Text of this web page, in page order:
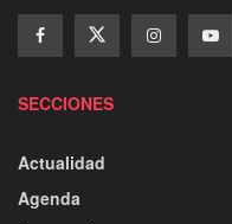
SECCIONES
Actualidad
Agenda